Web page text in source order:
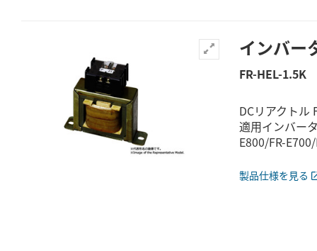
インバー
FR-HEL-1.5K
DCリアクトル
適用インバー
E800/FR-
製品仕様を見る